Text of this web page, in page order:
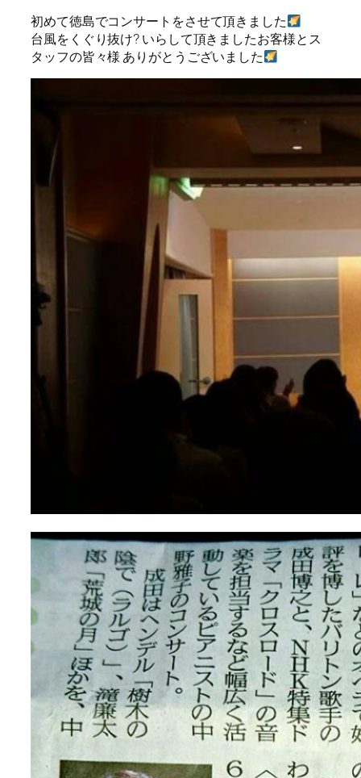
初めて徳島でコンサートをさせて頂きました
台風をくぐり抜け? いらして頂きましたお客様とス
タッフの皆々様 ありがとうございました